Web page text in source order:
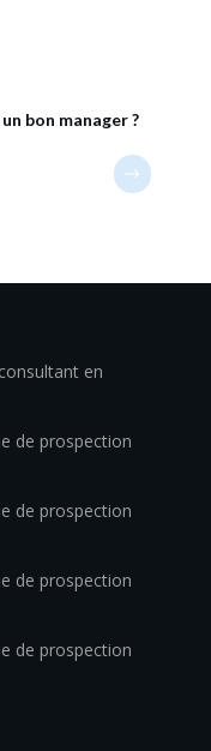
bon manager ?
en
de prospection
de prospection
de prospection
de prospection